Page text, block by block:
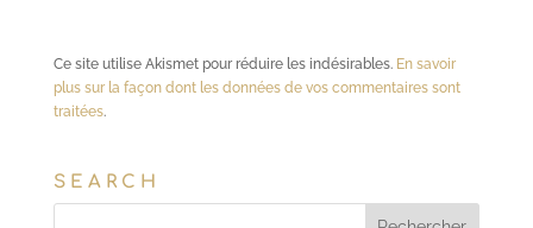
Ce site utilise Akismet pour réduire les indésirables. En savoir
plus sur la façon dont les données de vos commentaires sont
traitées.
SEARCH